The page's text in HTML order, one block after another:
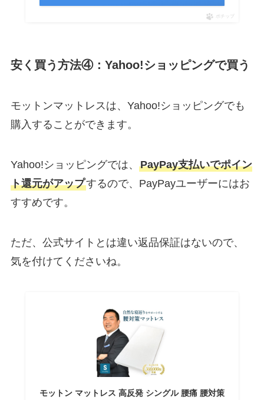
ポチップ
安く買う方法④：Yahoo!ショッピングで買う
モットンマットレスは、Yahoo!ショッピングでも
購入することができます。
Yahoo!ショッピングでは、 PayPay支払いでポイン
ト還元がアップするので、PayPayユーザーにはお
すすめです。
ただ、公式サイトとは違い返品保証はないので、
気を付けてくださいね。
モットン マットレス 高反発 シングル 腰痛 腰対策